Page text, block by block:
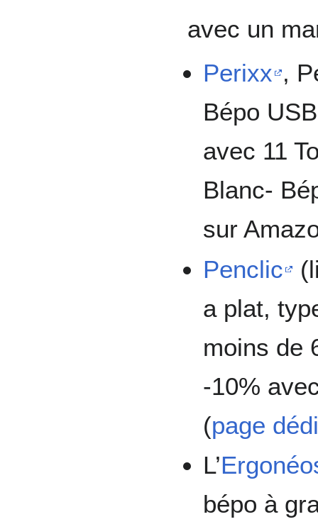
avec un
Perixx ,
Bépo
avec 11
Blanc-
sur
Penclic
a plat,
moins de
-10%
(page
L’
bépo à